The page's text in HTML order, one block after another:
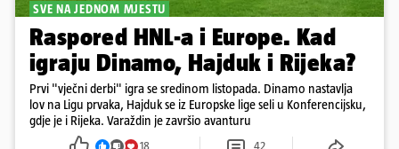
SVE NA JEDNOM MJESTU
Raspored HNL-a i Europe. Kad
igraju Dinamo, Hajduk i Rijeka?
Prvi "vječni derbi" igra se sredinom listopada. Dinamo nastavlja
lov na Ligu prvaka, Hajduk se iz Europske lige seli u Konferencijsku,
gdje je i Rijeka. Varaždin je završio avanturu
18 42